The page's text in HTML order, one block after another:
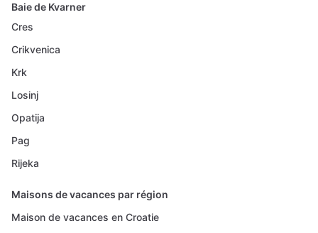
Baie de Kvarner
Cres
Crikvenica
Krk
Losinj
Opatija
Pag
Rijeka
Maisons de vacances par région
Maison de vacances en Croatie